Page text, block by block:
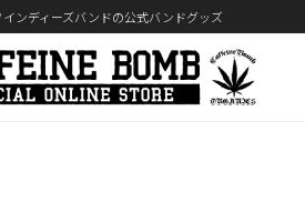
/ インディーズバンドの公式バンドグッズ